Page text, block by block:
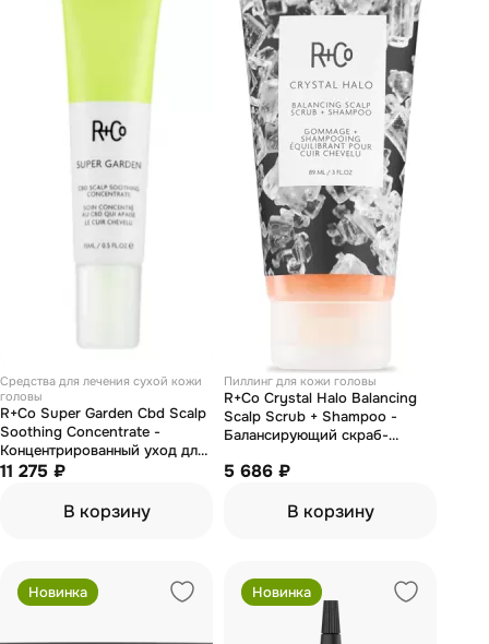
Средства для лечения сухой кожи
головы
R+Co Super Garden Cbd Scalp
Soothing Concentrate -
Концентрированный уход для
кожи головы "дивный сад" 12
11 275 ₽
В корзину
Пиллинг для кожи головы
R+Co Crystal Halo Balancing
Scalp Scrub + Shampoo -
Балансирующий скраб-
"кристалл" 89 мл
5 686 ₽
В корзину
Новинка Новинка